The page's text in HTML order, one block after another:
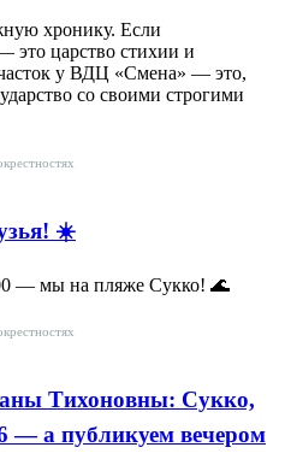
хронику. Если
это царство стихии и
у ВДЦ «Смена» — это,
со своими строгими
☀️
— мы на пляже Сукко! 🌊
Тихоновны: Сукко,
— а публикуем вечером